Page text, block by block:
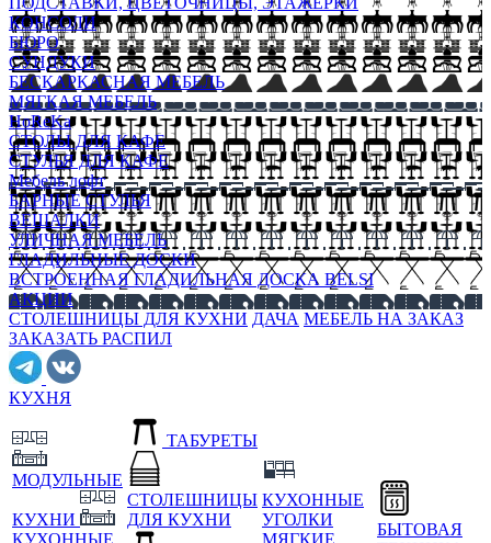
КОНСОЛИ
БЮРО
СУНДУКИ
БЕСКАРКАСНАЯ МЕБЕЛЬ
МЯГКАЯ МЕБЕЛЬ
HoReKa
СТОЛЫ ДЛЯ КАФЕ
СТУЛЬЯ ДЛЯ КАФЕ
Мебель лофт
БАРНЫЕ СТУЛЬЯ
ВЕШАЛКИ
УЛИЧНАЯ МЕБЕЛЬ
ГЛАДИЛЬНЫЕ ДОСКИ
ВСТРОЕННАЯ ГЛАДИЛЬНАЯ ДОСКА BELSI
АКЦИИ
СТОЛЕШНИЦЫ ДЛЯ КУХНИ ДАЧА МЕБЕЛЬ НА ЗАКАЗ
ЗАКАЗАТЬ РАСПИЛ
КУХНЯ
МОДУЛЬНЫЕ
КУХНИ
ТАБУРЕТЫ
СТОЛЕШНИЦЫ
ДЛЯ КУХНИ
КУХОННЫЕ
УГОЛКИ
БЫТОВАЯ